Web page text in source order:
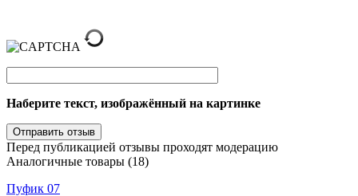
Наберите текст, изображённый на картинке
Перед публикацией отзывы проходят модерацию
Аналогичные товары (18)
Пуфик 07